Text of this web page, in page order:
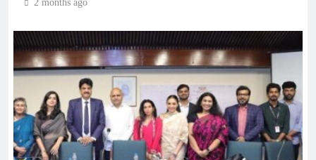
2 months ago